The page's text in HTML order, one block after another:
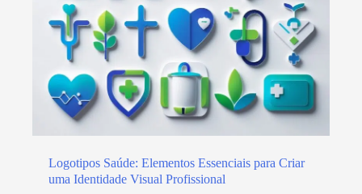
Logotipos Saúde: Elementos Essenciais para Criar
uma Identidade Visual Profissional